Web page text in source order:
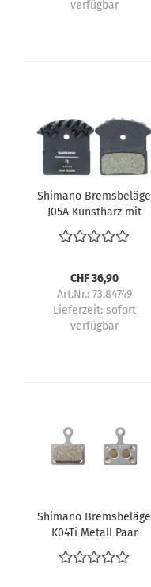
verfügbar
Shimano Bremsbeläge
J05A Kunstharz mit
Lamellen Paar
CHF 36,90
Art.Nr.: 73.84749
Lieferzeit: sofort
verfügbar
Shimano Bremsbeläge
K04Ti Metall Paar